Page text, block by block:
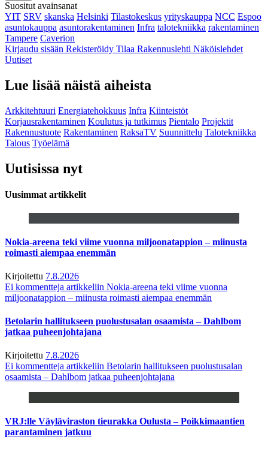
Suositut avainsanat
YIT SRV skanska Helsinki Tilastokeskus yrityskauppa NCC Espoo
asuntokauppa asuntorakentaminen Infra talotekniikka rakentaminen
Tampere Caverion
Kirjaudu sisään Rekisteröidy Tilaa Rakennuslehti Näköislehdet
Uutiset
Lue lisää näistä aiheista
Arkkitehtuuri Energiatehokkuus Infra Kiinteistöt
Korjausrakentaminen Koulutus ja tutkimus Pientalo Projektit
Rakennustuote Rakentaminen RaksaTV Suunnittelu Talotekniikka
Talous Työelämä
Uutisissa nyt
Uusimmat artikkelit
Nokia-areena teki viime vuonna miljoonatappion – miinusta
roimasti aiempaa enemmän
Kirjoitettu 7.8.2026
Ei kommentteja artikkeliin Nokia-areena teki viime vuonna
miljoonatappion – miinusta roimasti aiempaa enemmän
Betolarin hallitukseen puolustusalan osaamista – Dahlbom
jatkaa puheenjohtajana
Kirjoitettu 7.8.2026
Ei kommentteja artikkeliin Betolarin hallitukseen puolustusalan
osaamista – Dahlbom jatkaa puheenjohtajana
VRJ:lle Väyläviraston tieurakka Oulusta – Poikkimaantien
parantaminen jatkuu